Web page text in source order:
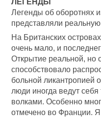
Легенды об оборотнях
представляли
На Британских
очень мало, и
Открытие реальной, но
способствовало
больной ликантропией
люди иногда ведут
волками. Особенно
отмечено во Франции.